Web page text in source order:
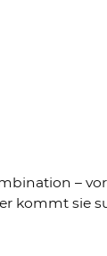
–
kommt sie